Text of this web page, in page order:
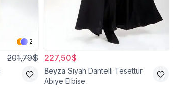
2
201,79$ 227,50$
Beyza Siyah Dantelli Tesettür
Abiye Elbise